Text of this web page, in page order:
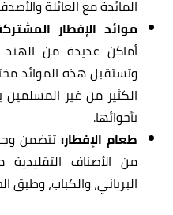
المائدة مع العائلة
موائد الإفطار
أماكن عديدة من
وتستقبل هذه الموائد
الكثير من غير
بأجوائها.
طعام الإفطار:تتضمن
من الأصناف
البرياني، والكباب، وطبق